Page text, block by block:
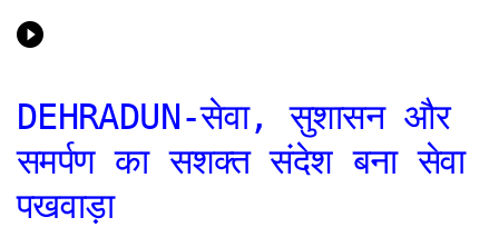
DEHRADUN-सेवा, सुशासन और
समर्पण का सशक्त संदेश बना सेवा
पखवाड़ा